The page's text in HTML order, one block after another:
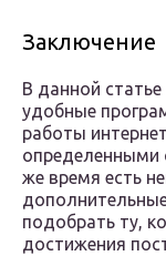
Заключение
В данной
удобные
работы
определенными
же время есть
подобрать ту,
достижения